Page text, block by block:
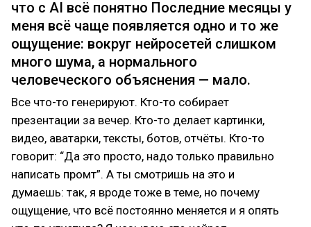
что с AI всё понятно Последние месяцы у
меня всё чаще появляется одно и то же
ощущение: вокруг нейросетей слишком
много шума, а нормального
человеческого объяснения — мало.
Все что-то генерируют. Кто-то собирает
презентации за вечер. Кто-то делает картинки,
видео, аватарки, тексты, ботов, отчёты. Кто-то
говорит: “Да это просто, надо только правильно
написать промт”. А ты смотришь на это и
думаешь: так, я вроде тоже в теме, но почему
ощущение, что всё постоянно меняется и я опять